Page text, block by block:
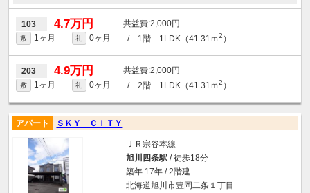
103 4.7万円 2,000円
敷 1ヶ月 礼 0ヶ月 / 1階 1LDK（41.31ｍ2 ）
203 4.9万円 2,000円
敷 1ヶ月 礼 0ヶ月 / 2階 1LDK（41.31ｍ2 ）
アパート ＳＫＹ ＣＩＴＹ
ＪＲ宗谷本線
旭川四条駅/ 徒歩18分
築年 17年 / 2階建
北海道旭川市豊岡二条１丁目